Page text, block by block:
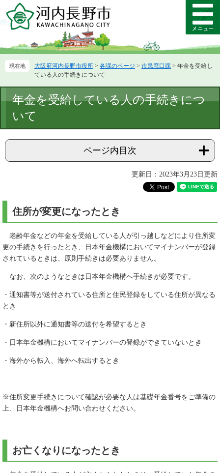
ー
先
ニ
を
て
メ
ニ
ー
大阪府河内長野市役所 > 各課のページ > 市民窓口課 > 年金を受給し
ている人の手続きについて
文
年金を受給している人の手続きにつ
いて
ページ内目次
更新日：2023年3月23日更新
住所が変更になったとき
老齢年金などの年金を受給している人が引っ越しなどにより住所変
更の手続きを行ったとき、日本年金機構においてマイナンバーが登録
されているときは、原則手続きは必要ありません。
なお、次のようなときは日本年金機構へ手続きが必要です。
・通知書等が送付されている住所と住民登録をしている住所が異なる
とき
・新住所以外に通知書等の送付を希望するとき
・日本年金機構においてマイナンバーの登録ができていないとき
・海外から転入、海外へ転出するとき
※住所変更手続きについて確認が必要な人は基礎年金番号をご準備の
上、日本年金機構へお問い合わせください。
お亡くなりになったとき